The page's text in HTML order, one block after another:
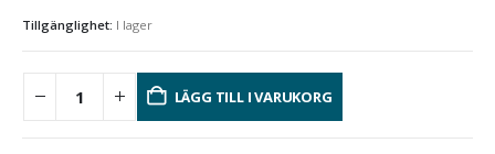
Tillgänglighet: I lager
LÄGG TILL I VARUKORG